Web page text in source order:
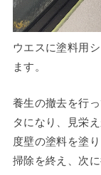
ウエスに塗料用
ます。
養生の撤去を行
タになり、見栄
度壁の塗料を塗
掃除を終え、次